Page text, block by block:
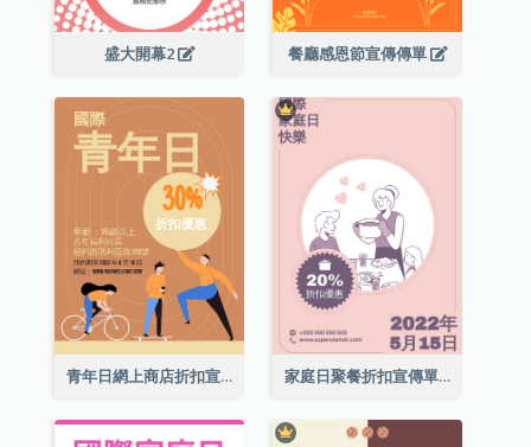
盛大開幕2 餐廳感恩節宣傳傳單
青年日網上商店折扣宣傳單張 家庭日聚餐折扣宣傳單張